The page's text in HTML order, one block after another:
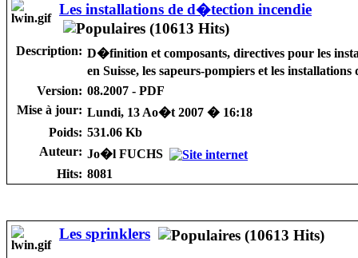
Les installations de d�tection incendie
Description: D�finition et composants, directives pour les
en Suisse, les sapeurs-pompiers et les
Version: 08.2007 - PDF
Mise à jour: Lundi, 13 Ao�t 2007 � 16:18
Poids: 531.06 Kb
Auteur: Jo�l FUCHS
Hits: 8081
Les sprinklers